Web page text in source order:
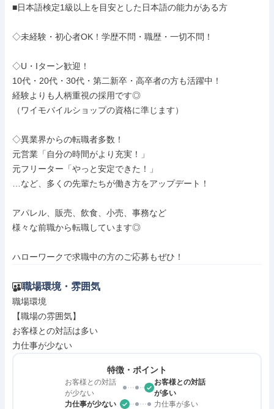
■日本語検定1級以上を目安とした日本語の能力がある方
◇未経験・初心者OK！学歴不問・職歴・一切不問！
◇U・Iターン歓迎！
10代・20代・30代・第二新卒・高卒者の方も活躍中！
経験よりも人柄重視の採用です◎
（ワイモバイルショップの資格に準じます）
◇異業界からの転職者多数！
元営業「自分の時間がより充実！」
元フリーター「やっと安定できた！」
…など、多くの先輩たちが働き方をアップデート！
アパレル、販売、飲食、小売、事務など
様々な前職から転職しています◎
ハローワークで求職中の方のご応募もぜひ！
職場環境・雰囲気
職場環境
【職場の雰囲気】
お客様との対話は多い
力仕事が少ない
特徴・ポイント
お客様との対話
が少ない
お客様との対話
が多い
力仕事が少ない
力仕事が多い